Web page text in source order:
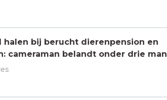
halen bij berucht dierenpension en
cameraman belandt onder drie man